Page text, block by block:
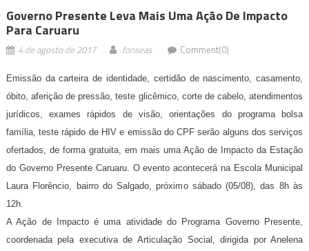
Governo Presente Leva Mais Uma Ação De Impacto
Para Caruaru
4 de agosto de 2017 fonseas Comment(0)
Emissão da carteira de identidade, certidão de nascimento, casamento,
óbito, aferição de pressão, teste glicêmico, corte de cabelo, atendimentos
jurídicos, exames rápidos de visão, orientações do programa bolsa
família, teste rápido de HIV e emissão do CPF serão alguns dos serviços
ofertados, de forma gratuita, em mais uma Ação de Impacto da Estação
do Governo Presente Caruaru. O evento acontecerá na Escola Municipal
Laura Florêncio, bairro do Salgado, próximo sábado (05/08), das 8h às
12h.
A Ação de Impacto é uma atividade do Programa Governo Presente,
coordenada pela executiva de Articulação Social, dirigida por Anelena